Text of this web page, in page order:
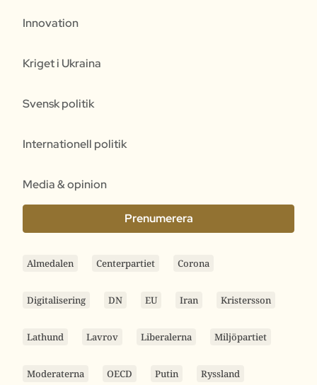
Innovation
Kriget i Ukraina
Svensk politik
Internationell politik
Media & opinion
Prenumerera
Almedalen Centerpartiet Corona
Digitalisering DN EU Iran Kristersson
Lathund Lavrov Liberalerna Miljöpartiet
Moderaterna OECD Putin Ryssland